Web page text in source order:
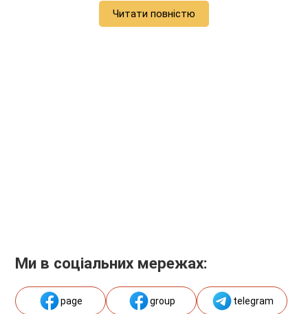
Читати повністю
Ми в соціальних мережах:
page group telegram